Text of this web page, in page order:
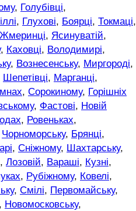
, Голубівці,
, Глухові, Боярці, Токмаці,
Жмеринці, Ясинуватій,
, Каховці, Володимирі,
, Вознесенську, Миргороді,
Шепетівці, Марганці,
, Сорокиному, Горішніх
, Фастові, Новій
, Ровеньках,
Чорноморську, Брянці,
, Сніжному, Шахтарську,
, Лозовій, Вараші, Кузні,
, Рубіжному, Ковелі,
, Смілі, Первомайську,
Новомосковську,